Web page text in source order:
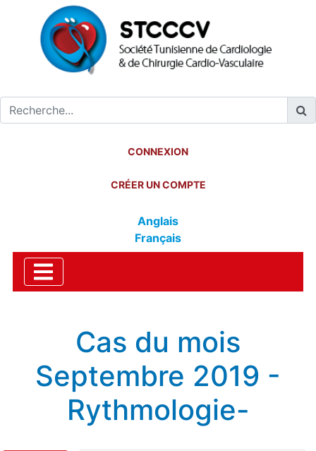
CONNEXION
CRÉER UN COMPTE
Anglais
Français
Cas du mois
Septembre 2019 -
Rythmologie-